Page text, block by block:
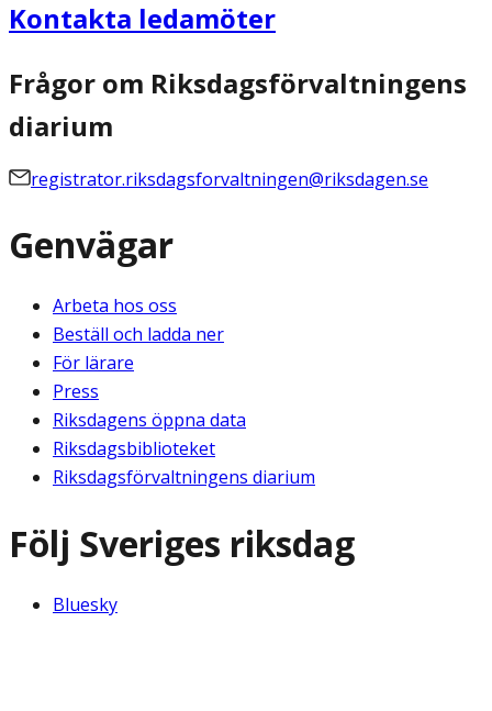
Kontakta ledamöter
Frågor om Riksdagsförvaltningens
diarium
registrator.riksdagsforvaltningen@riksdagen.se
Genvägar
Arbeta hos oss
Beställ och ladda ner
För lärare
Press
Riksdagens öppna data
Riksdagsbiblioteket
Riksdagsförvaltningens diarium
Följ Sveriges riksdag
Bluesky